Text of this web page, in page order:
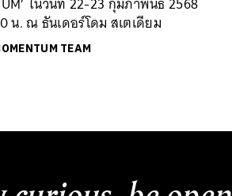
น. ณ ธันเดอร์โดม สเตเดียม
TEAM